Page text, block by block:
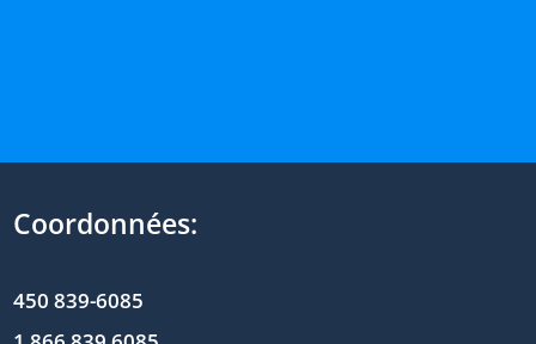
Coordonnées:
450 839-6085